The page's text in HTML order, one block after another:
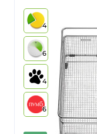
4
6
4
6